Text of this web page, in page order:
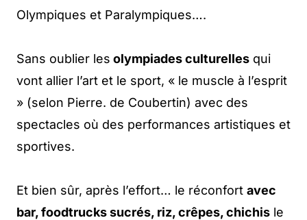
Olympiques et Paralympiques….
Sans oublier les olympiades culturelles qui
vont allier l’art et le sport, « le muscle à l’esprit
» (selon Pierre. de Coubertin) avec des
spectacles où des performances artistiques et
sportives.
Et bien sûr, après l’effort… le réconfort avec
bar, foodtrucks sucrés, riz, crêpes, chichis le